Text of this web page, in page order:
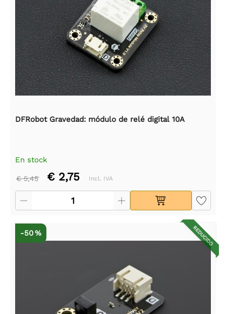
DFRobot Gravedad: módulo de relé digital 10A
En stock
€ 5,45 € 2,75 Incl. IVA
REDUCIDO
-50 %